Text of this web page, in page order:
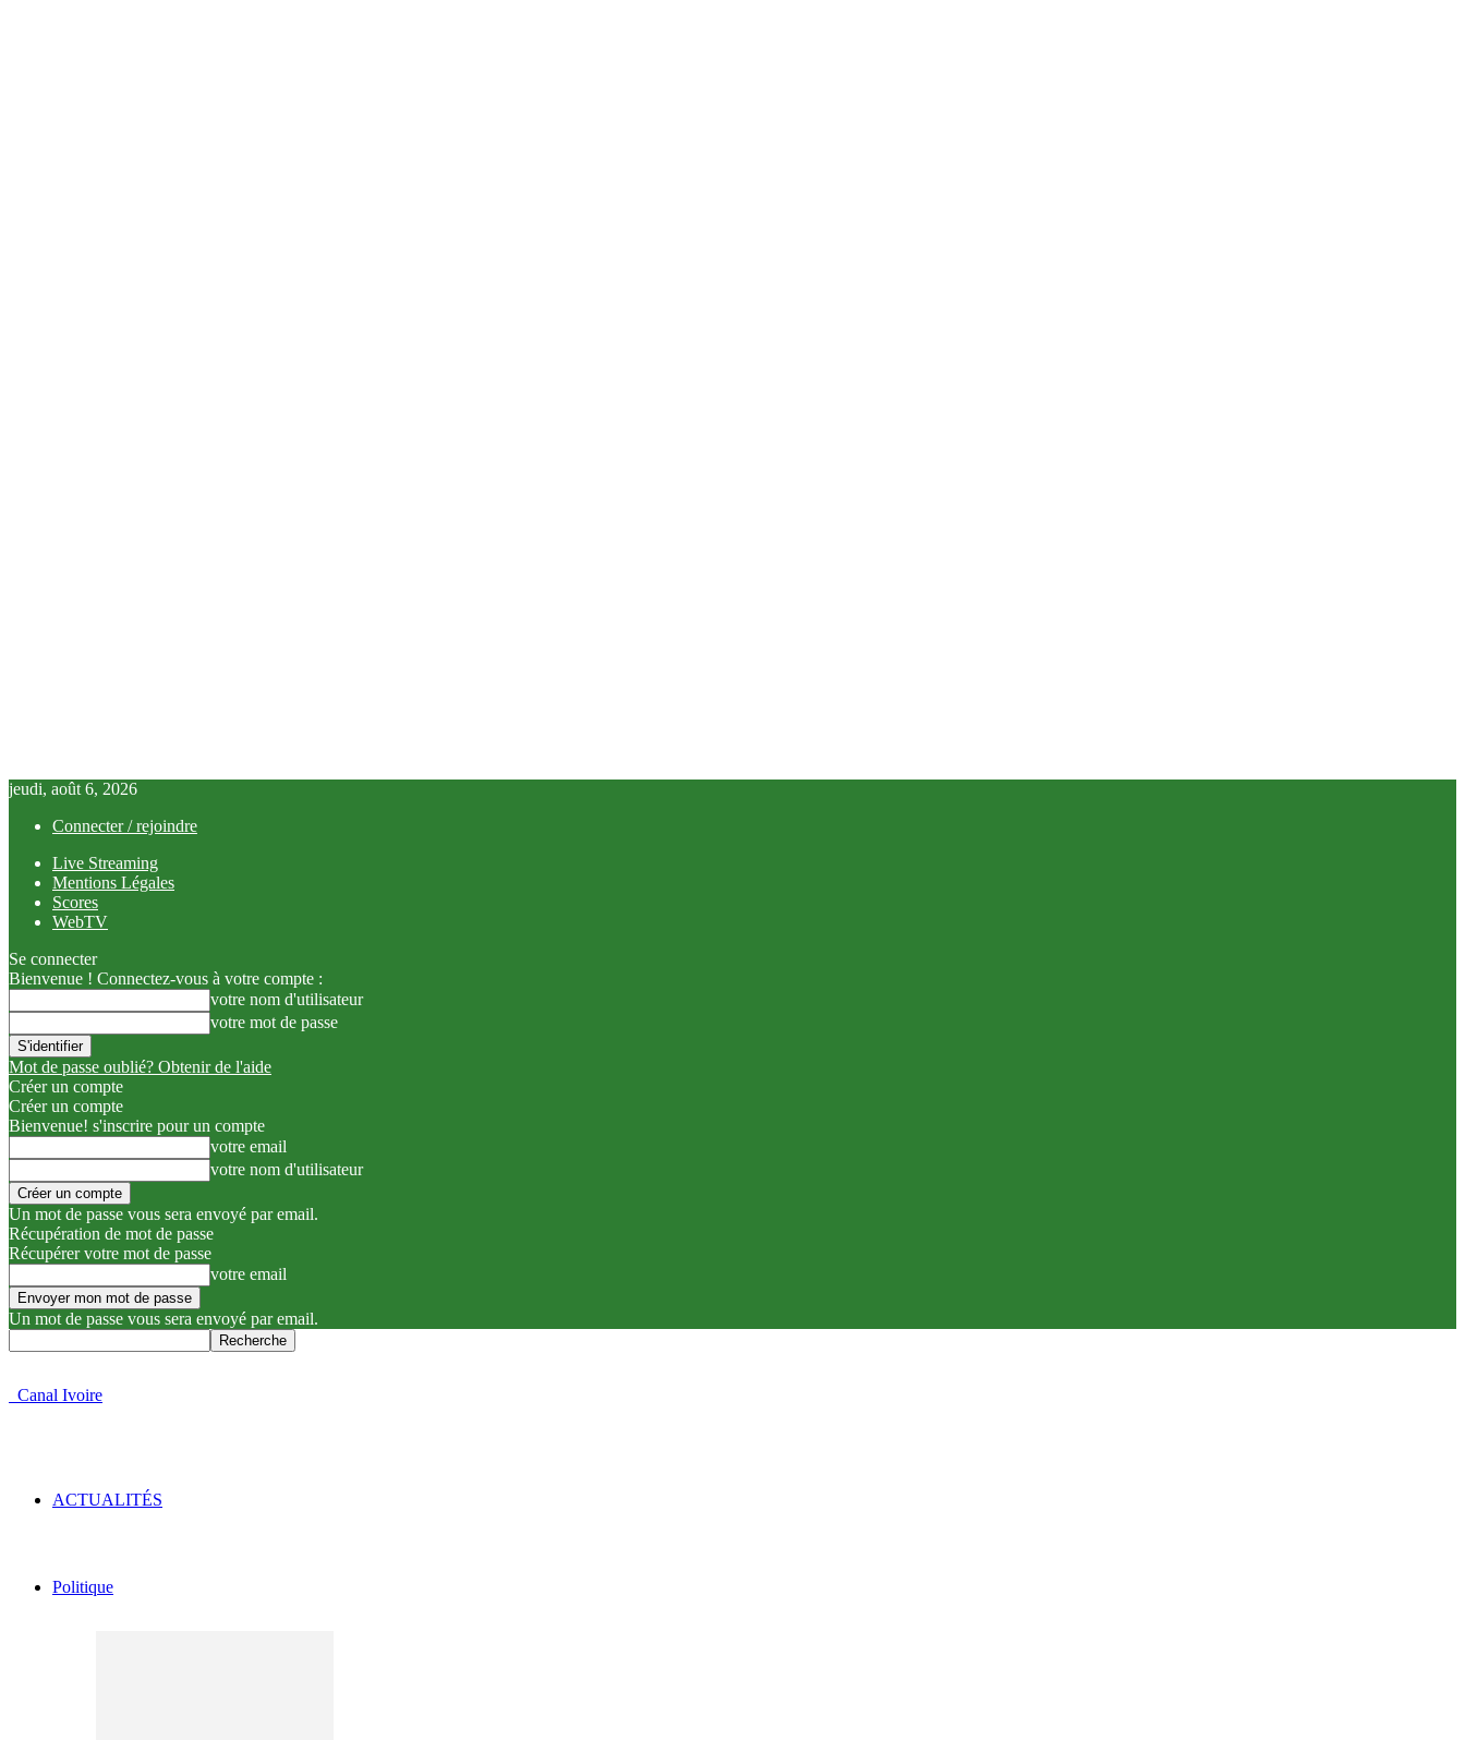
jeudi, août 6, 2026
Connecter / rejoindre
Live Streaming
Mentions Légales
Scores
WebTV
Se connecter
Bienvenue ! Connectez-vous à votre compte :
votre nom d'utilisateur
votre mot de passe
Mot de passe oublié? Obtenir de l'aide
Créer un compte
Créer un compte
Bienvenue! s'inscrire pour un compte
votre email
votre nom d'utilisateur
Un mot de passe vous sera envoyé par email.
Récupération de mot de passe
Récupérer votre mot de passe
votre email
Un mot de passe vous sera envoyé par email.
Canal Ivoire
ACTUALITÉS
Politique